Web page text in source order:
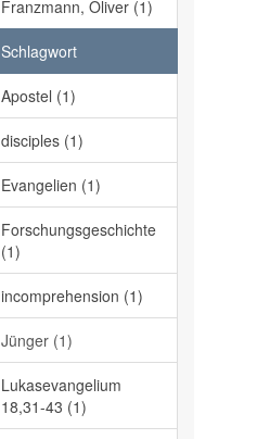
Franzmann, Oliver (1)
Schlagwort
Apostel (1)
disciples (1)
Evangelien (1)
Forschungsgeschichte
(1)
incomprehension (1)
Jünger (1)
Lukasevangelium
18,31-43 (1)